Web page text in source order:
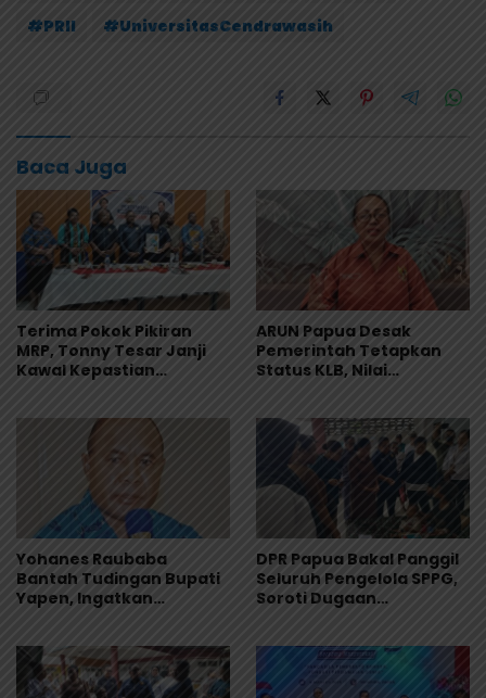
#PRII
#UniversitasCendrawasih
Baca Juga
Terima Pokok Pikiran
MRP, Tonny Tesar Janji
Kawal Kepastian
ARUN Papua Desak
Pemerintah Tetapkan
Status KLB, Nilai
Sentuh Akar Masalah
MBG
Yohanes Raubaba
Bantah Tudingan Bupati
Yapen, Ingatkan
DPR Papua Bakal Panggil
Seluruh Pengelola SPPG,
Soroti Dugaan